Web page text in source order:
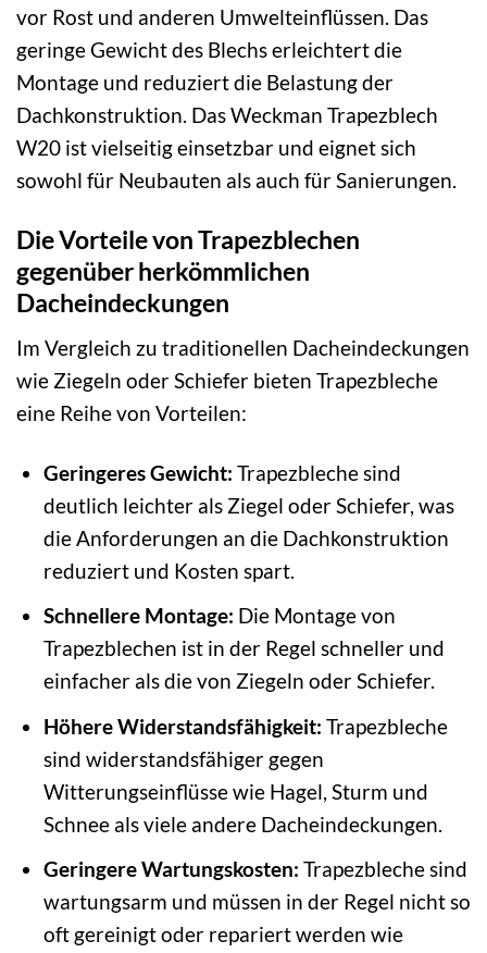
vor Rost und anderen Umwelteinflüssen. Das
geringe Gewicht des Blechs erleichtert die
Montage und reduziert die Belastung der
Dachkonstruktion. Das Weckman Trapezblech
W20 ist vielseitig einsetzbar und eignet sich
sowohl für Neubauten als auch für Sanierungen.
Die Vorteile von Trapezblechen
gegenüber herkömmlichen
Dacheindeckungen
Im Vergleich zu traditionellen Dacheindeckungen
wie Ziegeln oder Schiefer bieten Trapezbleche
eine Reihe von Vorteilen:
Geringeres Gewicht: Trapezbleche sind
deutlich leichter als Ziegel oder Schiefer, was
die Anforderungen an die Dachkonstruktion
reduziert und Kosten spart.
Schnellere Montage: Die Montage von
Trapezblechen ist in der Regel schneller und
einfacher als die von Ziegeln oder Schiefer.
Höhere Widerstandsfähigkeit: Trapezbleche
sind widerstandsfähiger gegen
Witterungseinflüsse wie Hagel, Sturm und
Schnee als viele andere Dacheindeckungen.
Geringere Wartungskosten: Trapezbleche sind
wartungsarm und müssen in der Regel nicht so
oft gereinigt oder repariert werden wie